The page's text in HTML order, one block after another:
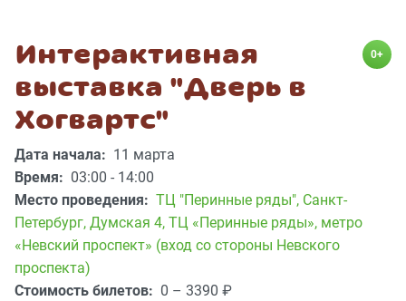
Интерактивная
выставка "Дверь в
Хогвартс"
0+
Дата начала: 11 марта
Время: 03:00 - 14:00
Место проведения: ТЦ "Перинные ряды", Санкт-
Петербург, Думская 4, ТЦ «Перинные ряды», метро
«Невский проспект» (вход со стороны Невского
проспекта)
Стоимость билетов: 0 – 3390 ₽